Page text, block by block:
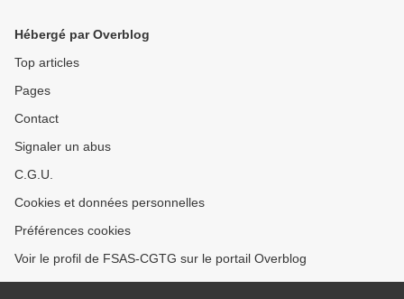
Hébergé par Overblog
Top articles
Pages
Contact
Signaler un abus
C.G.U.
Cookies et données personnelles
Préférences cookies
Voir le profil de FSAS-CGTG sur le portail Overblog